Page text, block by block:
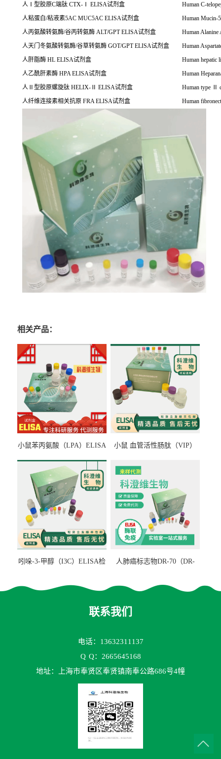
人 Ⅰ 型胶原C端肽 CTX-Ⅰ ELISA试剂盒
Human C-
人粘蛋白/粘液素5AC MUC5AC ELISA试剂盒
Human Mucin-
人丙氨酸转氨酶/谷丙转氨酶 ALT/GPT ELISA试剂盒
Human
人天门冬氨酸转氨酶/谷草转氨酶 GOT/GPT ELISA试剂盒
Human
人肝脂酶 HL ELISA试剂盒
Human hepatic
人乙酰肝素酶 HPA ELISA试剂盒
Human
人 Ⅱ 型胶原螺旋肽 HELIX- Ⅱ ELISA试剂盒 Human type Ⅱ
人纤维连接素相关抗原 FRA ELISA试剂盒 Human
相关产品：
小鼠苯丙氨酸（LPA）ELISA
小鼠 血管活性肠肽（VIP）
吲哚-3-甲醇（I3C）ELISA检
人肺癌标志物DR-70（DR-
联系我们
电话：13632311137
Q Q：2665645168
地址：上海市奉贤区奉贤镇南奉公路686号4幢